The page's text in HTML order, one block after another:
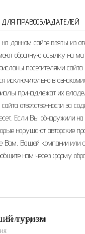
ПРАВООБЛАДАТЕЛЕЙ
данном сайте взяты из
обратную ссылку на
посетителями сайта
исключительно в
принадлежат их
ответственности за
Если Вы обнаружили
нарушают авторские
Вам, Вашей компании или
нам через форму